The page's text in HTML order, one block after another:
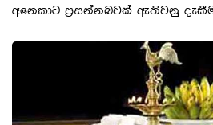
අනෙකාට ප්‍රසන්නබවක් ඇතිවනු